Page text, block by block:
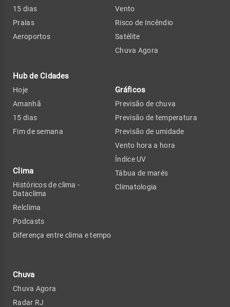
15 dias
Praias
Aeroportos
Hub de Cidades
Hoje
Amanhã
15 dias
Fim de semana
Clima
Históricos de clima -
Dataclima
Relclima
Podcasts
Diferença entre clima e tempo
Chuva
Chuva Agora
Radar RJ
Vento
Risco de Incêndio
Satélite
Chuva Agora
Gráficos
Previsão de chuva
Previsão de temperatura
Previsão de umidade
Vento hora a hora
Índice UV
Tábua de marés
Climatologia